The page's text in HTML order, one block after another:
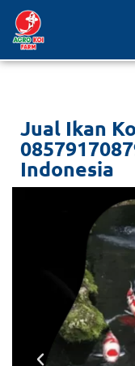
Lompat
ke
Jual Ikan
Indonesia